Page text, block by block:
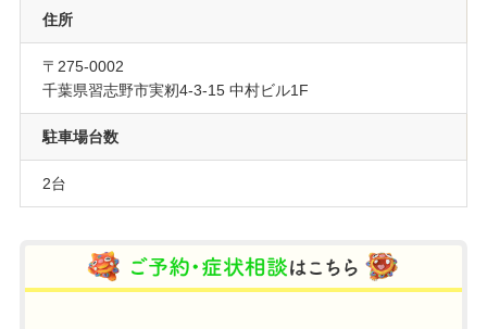
住所
〒275-0002
千葉県習志野市実籾4-3-15 中村ビル1F
駐車場台数
2台